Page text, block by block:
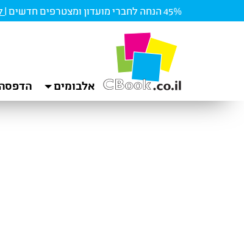
45% הנחה לחברי מועדון ומצטרפים חדשים |
אלבומים